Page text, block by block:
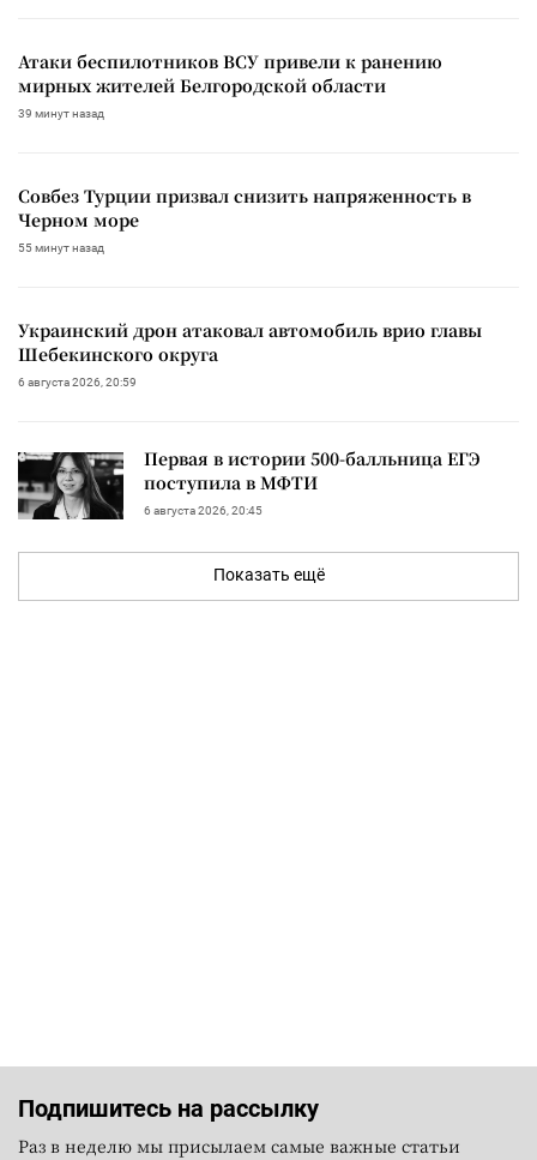
Атаки беспилотников ВСУ привели к ранению
мирных жителей Белгородской области
39 минут назад
Совбез Турции призвал снизить напряженность в
Черном море
55 минут назад
Украинский дрон атаковал автомобиль врио главы
Шебекинского округа
6 августа 2026, 20:59
Первая в истории 500-балльница ЕГЭ
поступила в МФТИ
6 августа 2026, 20:45
Показать ещё
Подпишитесь на рассылку
Раз в неделю мы присылаем самые важные статьи